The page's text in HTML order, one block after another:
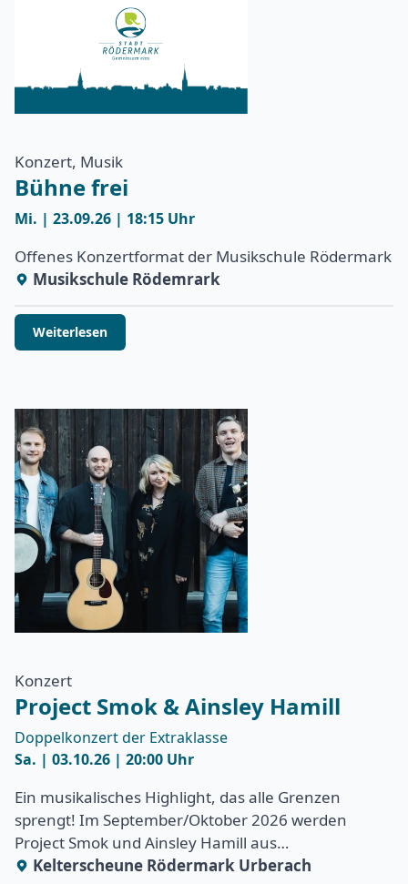
Konzert, Musik
Bühne frei
Mi. | 23.09.26 | 18:15 Uhr
Offenes Konzertformat der Musikschule Rödermark
Musikschule Rödemrark
Weiterlesen
Konzert
Project Smok & Ainsley Hamill
Doppelkonzert der Extraklasse
Sa. | 03.10.26 | 20:00 Uhr
Ein musikalisches Highlight, das alle Grenzen
sprengt! Im September/Oktober 2026 werden
Project Smok und Ainsley Hamill aus…
Kelterscheune Rödermark Urberach